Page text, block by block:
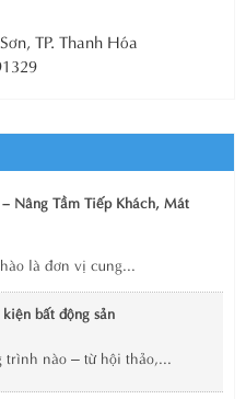
TP. Thanh Hóa
– Nâng Tầm Tiếp Khách, Mát
là đơn vị cung...
bất động sản
trình nào – từ hội thảo,...